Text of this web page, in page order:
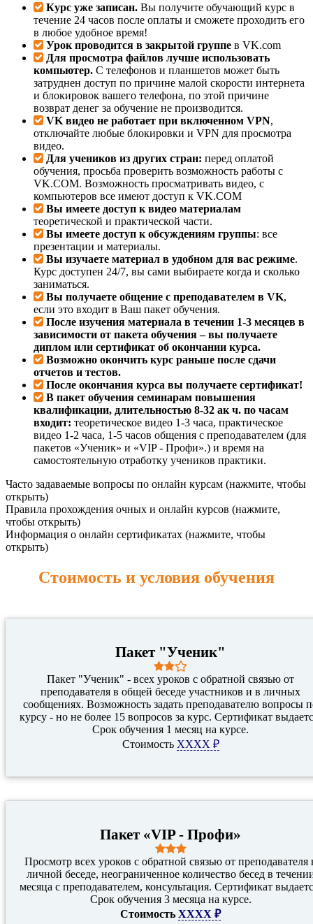
Курс уже записан. Вы получите обучающий курс в
течение 24 часов после оплаты и сможете проходить его
в любое удобное время!
Урок проводится в закрытой группе в VK.com
Для просмотра файлов лучше использовать
компьютер. С телефонов и планшетов может быть
затруднен доступ по причине малой скорости интернета
и блокировок вашего телефона, по этой причине
возврат денег за обучение не производится.
VK видео не работает при включенном VPN,
отключайте любые блокировки и VPN для просмотра
видео.
Для учеников из других стран: перед оплатой
обучения, просьба проверить возможность работы с
VK.COM. Возможность просматривать видео, с
компьютеров все имеют доступ к VK.COM
Вы имеете доступ к видео материалам
теоретической и практической части.
Вы имеете доступ к обсуждениям группы: все
презентации и материалы.
Вы изучаете материал в удобном для вас режиме.
Курс доступен 24/7, вы сами выбираете когда и сколько
заниматься.
Вы получаете общение с преподавателем в VK,
если это входит в Ваш пакет обучения.
После изучения материала в течении 1-3 месяцев в
зависимости от пакета обучения – вы получаете
диплом или сертификат об окончании курса.
Возможно окончить курс раньше после сдачи
отчетов и тестов.
После окончания курса вы получаете сертификат!
В пакет обучения семинарам повышения
квалификации, длительностью 8-32 ак ч. по часам
входит: теоретическое видео 1-3 часа, практическое
видео 1-2 часа, 1-5 часов общения с преподавателем (для
пакетов «Ученик» и «VIP - Профи».) и время на
самостоятельную отработку учеников практики.
Часто задаваемые вопросы по онлайн курсам (нажмите, чтобы
открыть)
Правила прохождения очных и онлайн курсов (нажмите,
чтобы открыть)
Информация о онлайн сертификатах (нажмите, чтобы
открыть)
Стоимость и условия обучения
Пакет "Ученик"
Пакет "Ученик" - всех уроков с обратной связью от
преподавателя в общей беседе участников и в личных
сообщениях. Возможность задать преподавателю вопросы
курсу - но не более 15 вопросов за курс. Сертификат
Срок обучения 1 месяц на курсе.
Стоимость XXXX ₽
Пакет «VIP - Профи»
Просмотр всех уроков с обратной связью от преподавателя
личной беседе, неограниченное количество бесед в
месяца с преподавателем, консультация. Сертификат
Срок обучения 3 месяца на курсе.
Стоимость XXXX ₽